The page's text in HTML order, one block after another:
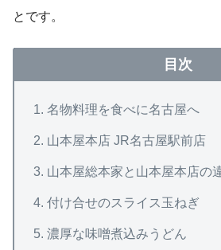
とです。
目次
名物料理を食べに名古屋へ
山本屋本店 JR名古屋駅前店
山本屋総本家と山本屋本店の
付け合せのスライス玉ねぎ
濃厚な味噌煮込みうどん